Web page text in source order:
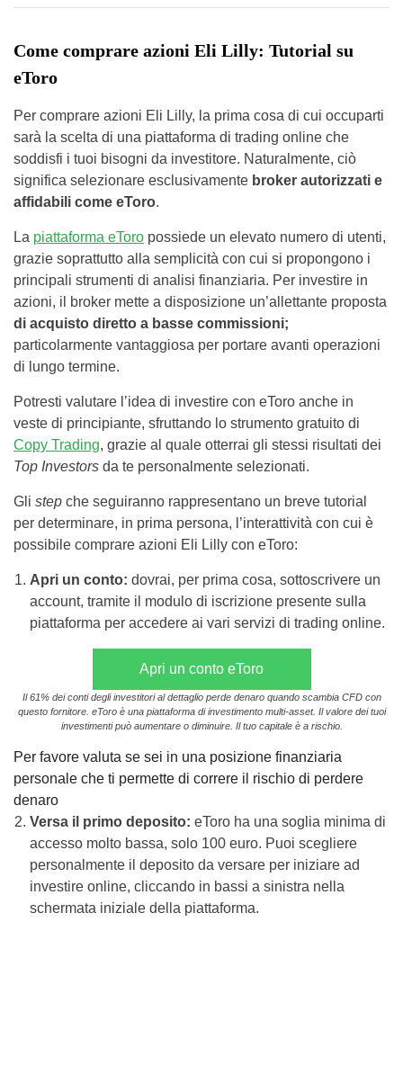
Come comprare azioni Eli Lilly: Tutorial su
eToro
Per comprare azioni Eli Lilly, la prima cosa di cui occuparti
sarà la scelta di una piattaforma di trading online che
soddisfi i tuoi bisogni da investitore. Naturalmente, ciò
significa selezionare esclusivamente broker autorizzati e
affidabili come eToro.
La piattaforma eToro possiede un elevato numero di utenti,
grazie soprattutto alla semplicità con cui si propongono i
principali strumenti di analisi finanziaria. Per investire in
azioni, il broker mette a disposizione un’allettante proposta
di acquisto diretto a basse commissioni;
particolarmente vantaggiosa per portare avanti operazioni
di lungo termine.
Potresti valutare l’idea di investire con eToro anche in
veste di principiante, sfruttando lo strumento gratuito di
Copy Trading, grazie al quale otterrai gli stessi risultati dei
Top Investors da te personalmente selezionati.
Gli step che seguiranno rappresentano un breve tutorial
per determinare, in prima persona, l’interattività con cui è
possibile comprare azioni Eli Lilly con eToro:
Apri un conto: dovrai, per prima cosa, sottoscrivere un
account, tramite il modulo di iscrizione presente sulla
piattaforma per accedere ai vari servizi di trading online.
Apri un conto eToro
Il 61% dei conti degli investitori al dettaglio perde denaro quando scambia CFD con
questo fornitore. eToro è una piattaforma di investimento multi-asset. Il valore dei tuoi
investimenti può aumentare o diminuire. Il tuo capitale è a rischio.
Per favore valuta se sei in una posizione finanziaria
personale che ti permette di correre il rischio di perdere
denaro
Versa il primo deposito: eToro ha una soglia minima di
accesso molto bassa, solo 100 euro. Puoi scegliere
personalmente il deposito da versare per iniziare ad
investire online, cliccando in bassi a sinistra nella
schermata iniziale della piattaforma.